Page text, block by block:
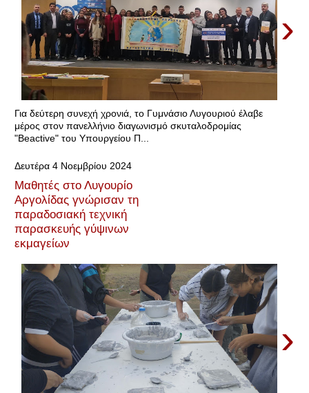
›
Για δεύτερη συνεχή χρονιά, το Γυμνάσιο Λυγουριού έλαβε
μέρος στον πανελλήνιο διαγωνισμό σκυταλοδρομίας
"Beactive" του Υπουργείου Π...
Δευτέρα 4 Νοεμβρίου 2024
Μαθητές στο Λυγουρίο
Αργολίδας γνώρισαν τη
παραδοσιακή τεχνική
παρασκευής γύψινων
εκμαγείων
›